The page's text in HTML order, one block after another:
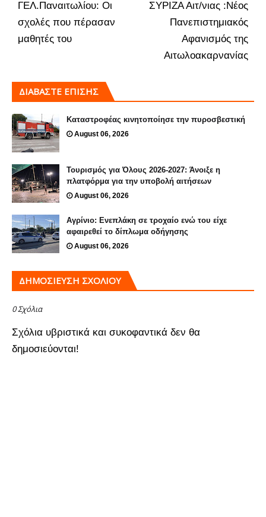
ΣΥΡΙΖΑ Αιτ/νιας :Νέος
Πανεπιστημιακός
Αφανισμός της
Αιτωλοακαρνανίας
ΓΕΛ.Παναιτωλίου: Οι
σχολές που πέρασαν
μαθητές του
ΔΙΑΒΑΣΤΕ ΕΠΙΣΗΣ
Καταστροφέας κινητοποίησε την πυροσβεστική
August 06, 2026
Τουρισμός για Όλους 2026-2027: Άνοιξε η
πλατφόρμα για την υποβολή αιτήσεων
August 06, 2026
Αγρίνιο: Ενεπλάκη σε τροχαίο ενώ του είχε
αφαιρεθεί το δίπλωμα οδήγησης
August 06, 2026
ΔΗΜΟΣΊΕΥΣΗ ΣΧΟΛΊΟΥ
0 Σχόλια
Σχόλια υβριστικά και συκοφαντικά δεν θα
δημοσιεύονται!